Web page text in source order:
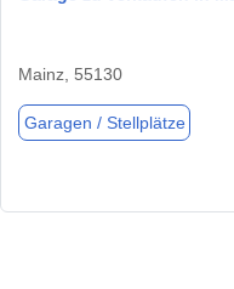
Mainz, 55130
Garagen / Stellplätze